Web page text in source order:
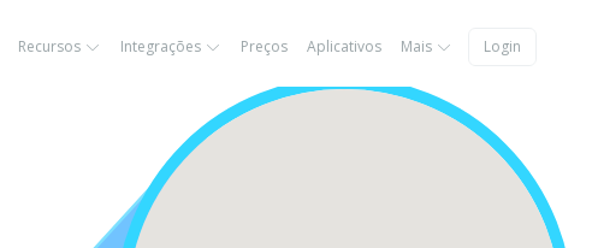
Recursos Integrações Preços Aplicativos Mais Login